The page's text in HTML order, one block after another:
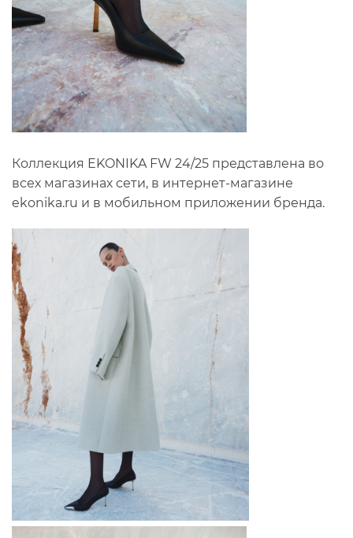
Коллекция EKONIKA FW 24/25 представлена во
всех магазинах сети, в интернет-магазине
ekonika.ru и в мобильном приложении бренда.